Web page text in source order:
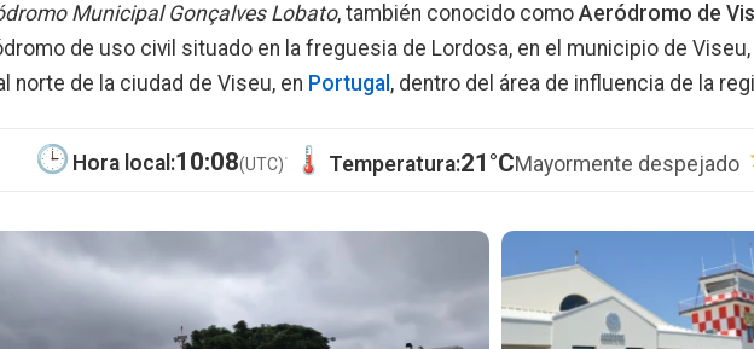
Municipal Gonçalves Lobato, también conocido como Aeródromo de
de uso civil situado en la freguesia de Lordosa, en el municipio de Viseu,
norte de la ciudad de Viseu, en Portugal , dentro del área de influencia de la
Hora local:10:08(UTC)· Temperatura:21°CMayormente despejado